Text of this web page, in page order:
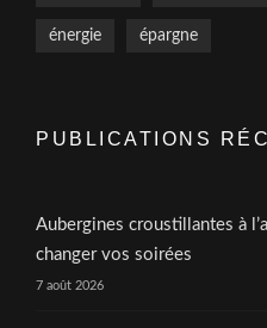
énergie épargne
PUBLICATIONS
Aubergines croustillantes à
changer vos soirées
7 août 2026